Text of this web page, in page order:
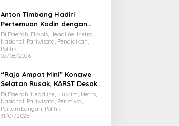
Anton Timbang Hadiri
Pertemuan Kadin dengan
Presiden Prabowo, Bawa Misi
Majukan Ekonomi Sultra
Di Daerah, Ekobis, Headline, Metro,
Nasional, Pariwisata, Pendidikan,
Politik
02/08/2026
“Raja Ampat Mini” Konawe
Selatan Rusak, KARST Desak
Gubernur Evaluasi Total
Dispar Sultra
Di Daerah, Headline, Hukrim, Metro,
Nasional, Pariwisata, Peristiwa,
Pertambangan, Politik
31/07/2026